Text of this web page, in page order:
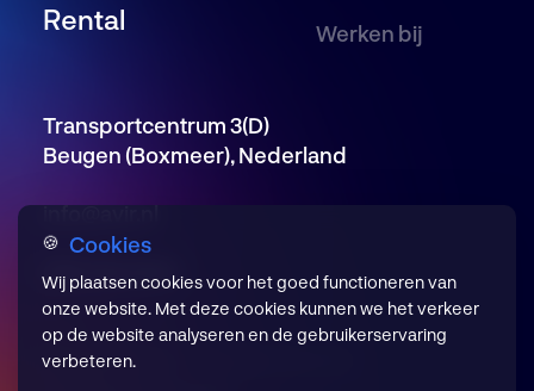
Rental Werken bij
Transportcentrum 3(D)
Beugen (Boxmeer), Nederland
info@avir.nl
085 246 5650
Privacyverklaring
🍪 Cookies
Wij plaatsen cookies voor het goed functioneren van
onze website. Met deze cookies kunnen we het verkeer
op de website analyseren en de gebruikerservaring
verbeteren.